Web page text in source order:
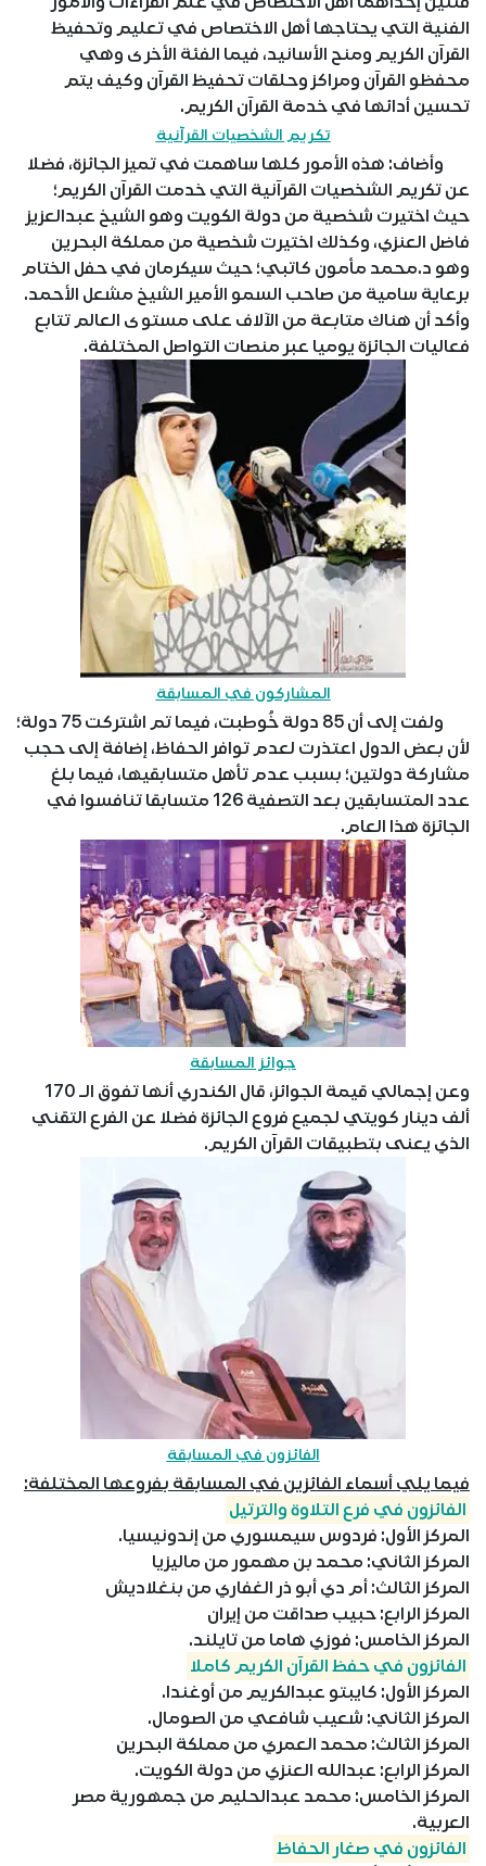
الفنية التي يحتاجها أهل الاختصاص في تعليم وتحفيظ
القرآن الكريم ومنح الأسانيد، فيما الفئة الأخرى وهي
محفظو القرآن ومراكز وحلقات تحفيظ القرآن وكيف يتم
تحسين أدائها في خدمة القرآن الكريم.
تكريم الشخصيات القرآنية
وأضاف: هذه الأمور كلها ساهمت في تميز الجائزة، فضلا
عن تكريم الشخصيات القرآنية التي خدمت القرآن الكريم؛
حيث اختيرت شخصية من دولة الكويت وهو الشيخ عبدالعزيز
فاضل العنزي، وكذلك اختيرت شخصية من مملكة البحرين
وهو د.محمد مأمون كاتبي؛ حيث سيكرمان في حفل الختام
برعاية سامية من صاحب السمو الأمير الشيخ مشعل الأحمد.
وأكد أن هناك متابعة من الآلاف على مستوى العالم تتابع
فعاليات الجائزة يوميا عبر منصات التواصل المختلفة.
المشاركون في المسابقة
ولفت إلى أن 85 دولة خُوطبت، فيما تم اشتركت 75 دولة؛
لأن بعض الدول اعتذرت لعدم توافر الحفاظ، إضافة إلى حجب
مشاركة دولتين؛ بسبب عدم تأهل متسابقيها، فيما بلغ
عدد المتسابقين بعد التصفية 126 متسابقا تنافسوا في
الجائزة هذا العام.
جوائز المسابقة
وعن إجمالي قيمة الجوائز، قال الكندري أنها تفوق الـ 170
ألف دينار كويتي لجميع فروع الجائزة فضلا عن الفرع التقني
الذي يعنى بتطبيقات القرآن الكريم.
الفائزون في المسابقة
فيما يلي أسماء الفائزين في المسابقة بفروعها المختلفة:
الفائزون في فرع التلاوة والترتيل
المركز الأول: فردوس سيمسوري من إندونيسيا.
المركز الثاني: محمد بن مهمور من ماليزيا
المركز الثالث: أم دي أبو ذر الغفاري من بنغلاديش
المركز الرابع: حبيب صداقت من إيران
المركز الخامس: فوزي هاما من تايلند.
الفائزون في حفظ القرآن الكريم كاملا
المركز الأول: كايبتو عبدالكريم من أوغندا.
المركز الثاني: شعيب شافعي من الصومال.
المركز الثالث: محمد العمري من مملكة البحرين
المركز الرابع: عبدالله العنزي من دولة الكويت.
المركز الخامس: محمد عبدالحليم من جمهورية مصر
العربية.
الفائزون في صغار الحفاظ